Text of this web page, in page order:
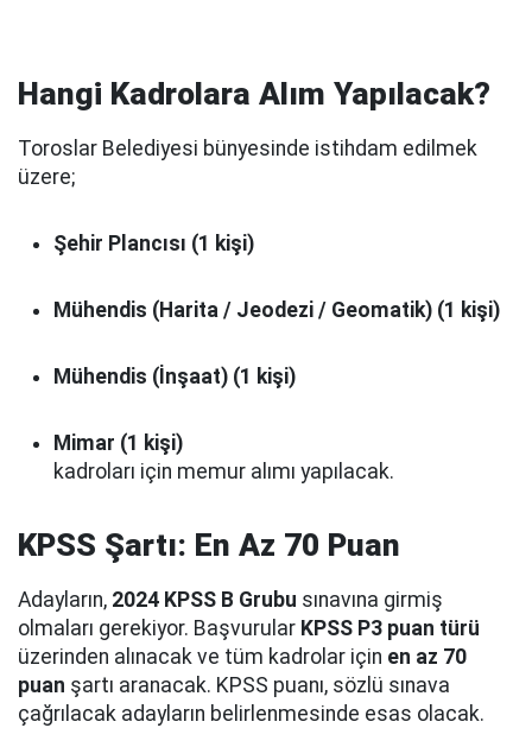
Hangi Kadrolara Alım Yapılacak?
Toroslar Belediyesi bünyesinde istihdam edilmek
üzere;
Şehir Plancısı (1 kişi)
Mühendis (Harita / Jeodezi / Geomatik) (1 kişi)
Mühendis (İnşaat) (1 kişi)
Mimar (1 kişi)
kadroları için memur alımı yapılacak.
KPSS Şartı: En Az 70 Puan
Adayların, 2024 KPSS B Grubu sınavına girmiş
olmaları gerekiyor. Başvurular KPSS P3 puan türü
üzerinden alınacak ve tüm kadrolar için en az 70
puan şartı aranacak. KPSS puanı, sözlü sınava
çağrılacak adayların belirlenmesinde esas olacak.